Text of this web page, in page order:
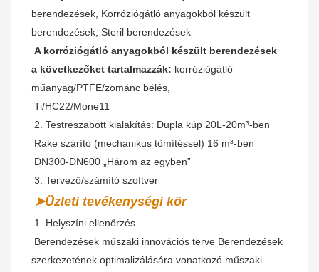
berendezések, Korróziógátló anyagokból készült
berendezések, Steril berendezések
A korróziógátló anyagokból készült berendezések
a következőket tartalmazzák: korróziógátló
műanyag/PTFE/zománc bélés,
Ti/HC22/Mone11
2. Testreszabott kialakítás: Dupla kúp 20L-20m³-ben
Rake szárító (mechanikus tömítéssel) 16 m³-ben
DN300-DN600 „Három az egyben”
3. Tervező/számító szoftver
➤Üzleti tevékenységi kör
1. Helyszíni ellenőrzés
Berendezések műszaki innovációs terve Berendezések
szerkezetének optimalizálására vonatkozó műszaki